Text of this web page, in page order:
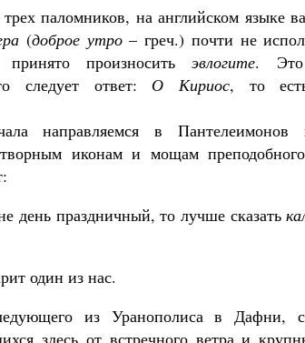
паломников, на английском языке
(доброе утро– греч.) почти не
принято произноситьэвлогите. Это
следует ответ: О Кириос, то
направляемся в Пантелеимонов
иконам и мощам
день праздничный, то лучше сказать
один из нас.
из Уранополиса в Дафни,
здесь от встречного ветра и